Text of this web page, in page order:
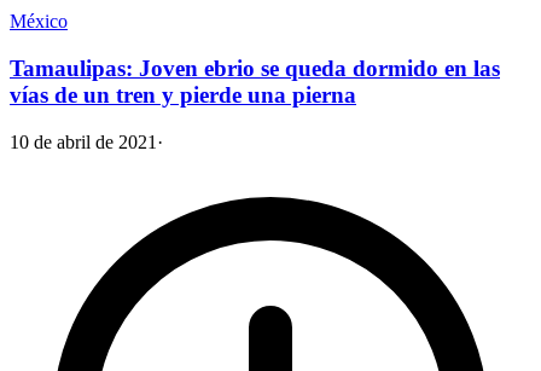
México
Tamaulipas: Joven ebrio se queda dormido en las
vías de un tren y pierde una pierna
10 de abril de 2021 ·